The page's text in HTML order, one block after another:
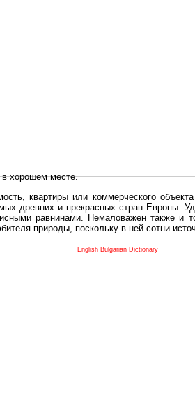
в хорошем месте.
квартиры или коммерческого
древних и прекрасных стран Европы.
равнинами. Немаловажен также и
природы, поскольку в ней сотни
купить в Болгария недвижимость
English Bulgarian Dictionary